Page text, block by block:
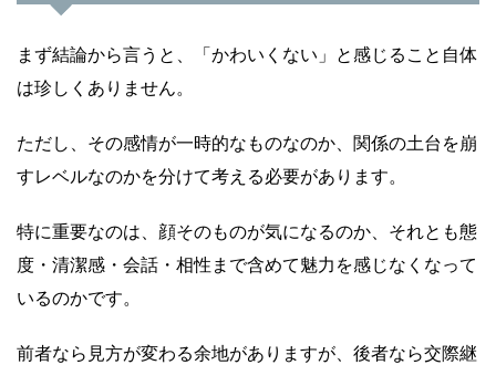
まず結論から言うと、「かわいくない」と感じること自体
は珍しくありません。
ただし、その感情が一時的なものなのか、関係の土台を崩
すレベルなのかを分けて考える必要があります。
特に重要なのは、顔そのものが気になるのか、それとも態
度・清潔感・会話・相性まで含めて魅力を感じなくなって
いるのかです。
前者なら見方が変わる余地がありますが、後者なら交際継